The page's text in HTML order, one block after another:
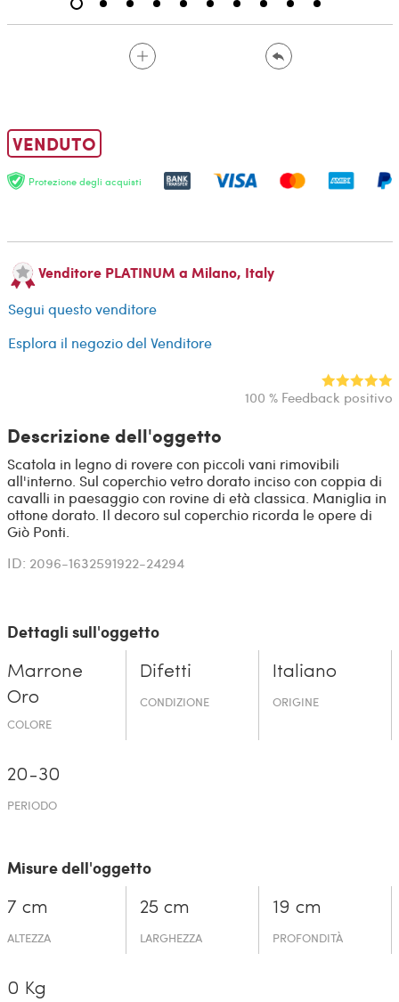
VENDUTO
Protezione degli acquisti
Venditore PLATINUM a Milano, Italy
Segui questo venditore
Esplora il negozio del Venditore
100 % Feedback positivo
Descrizione dell'oggetto
Scatola in legno di rovere con piccoli vani rimovibili
all'interno. Sul coperchio vetro dorato inciso con coppia di
cavalli in paesaggio con rovine di età classica. Maniglia in
ottone dorato. Il decoro sul coperchio ricorda le opere di
Giò Ponti.
ID: 2096-1632591922-24294
Dettagli sull'oggetto
Marrone
Oro
COLORE
Difetti
CONDIZIONE
Italiano
ORIGINE
20-30
PERIODO
Misure dell'oggetto
7 cm
ALTEZZA
25 cm
LARGHEZZA
19 cm
PROFONDITÀ
0 Kg